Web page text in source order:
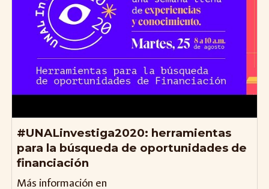
#UNALinvestiga2020: herramientas
para la búsqueda de oportunidades de
financiación
Más información en